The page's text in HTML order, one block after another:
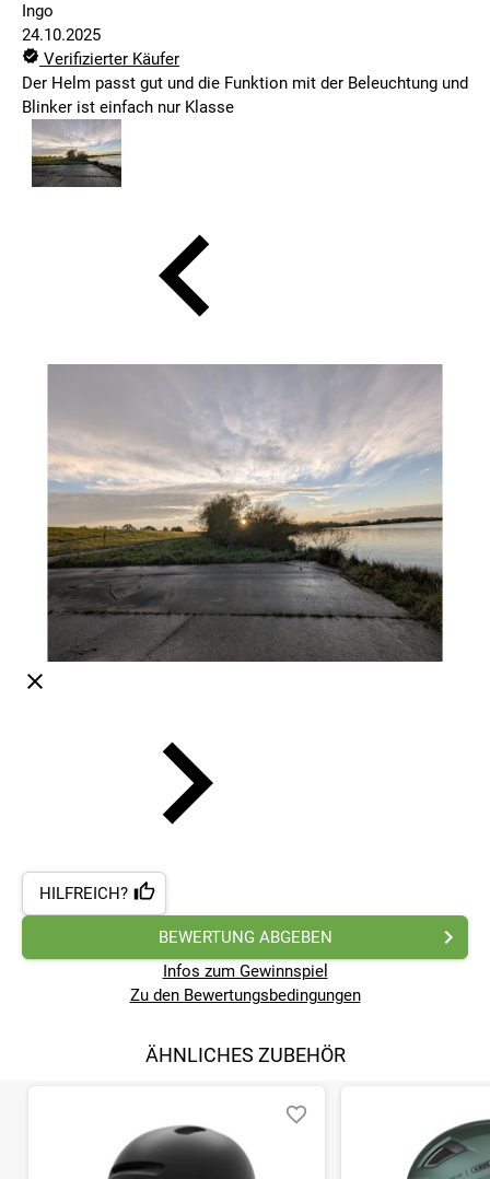
Ingo
24.10.2025
Verifizierter Käufer
Der Helm passt gut und die Funktion mit der Beleuchtung und
Blinker ist einfach nur Klasse
HILFREICH?
BEWERTUNG ABGEBEN
Infos zum Gewinnspiel
Zu den Bewertungsbedingungen
ÄHNLICHES ZUBEHÖR